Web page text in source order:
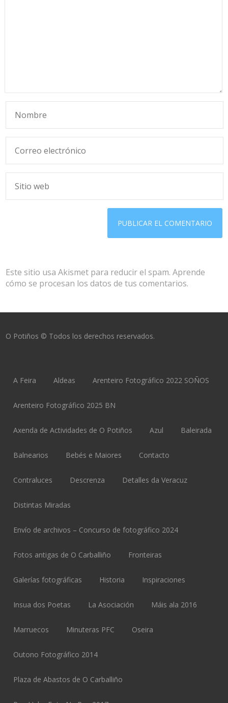
Este sitio usa Akismet para reducir el spam.Aprende
cómo se procesan los datos de tus comentarios.
O Potiños © Todos los derechos reservados.
A Feira Aldeas Arenteiro Fotográfico 2022 SOÑOS
Arenteiro Fotográfico 2025 BN
Axenda de Actividades de O Potiños Azul Baleirada
Balnearios Bebés e Maiores Contacto
Contraluces Descrenza Detalles da Veracuz
Distintas Miradas
Envío de archivos – Concurso de fotográfico 2024
Fotos antigas de O Carballiño Fronteiras
Galerías fotográficas Historia Inspiraciones
Insua dos Poetas La Asociación Máis ala 2016
Marruecos Minuteras PFC Oseira
Outono Fotográfico 2014
Plaza de Abastos de O Carballiño